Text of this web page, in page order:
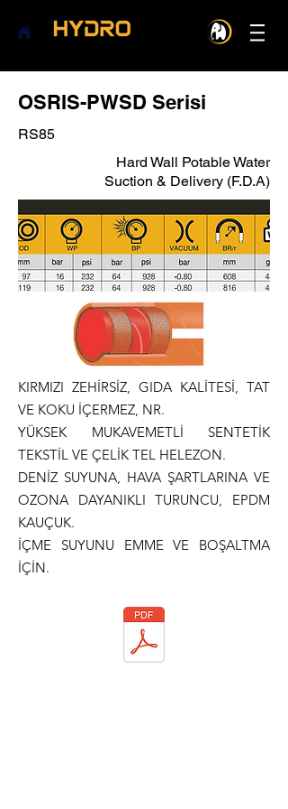
OSRIS-PWSD Serisi
RS85
Hard Wall Potable Water
Suction & Delivery (F.D.A)
KIRMIZI ZEHİRSİZ, GIDA KALİTESİ, TAT
VE KOKU İÇERMEZ, NR.
YÜKSEK MUKAVEMETLİ SENTETİK
TEKSTİL VE ÇELİK TEL HELEZON.
DENİZ SUYUNA, HAVA ŞARTLARINA VE
OZONA DAYANIKLI TURUNCU, EPDM
KAUÇUK.
İÇME SUYUNU EMME VE BOŞALTMA
İÇİN.